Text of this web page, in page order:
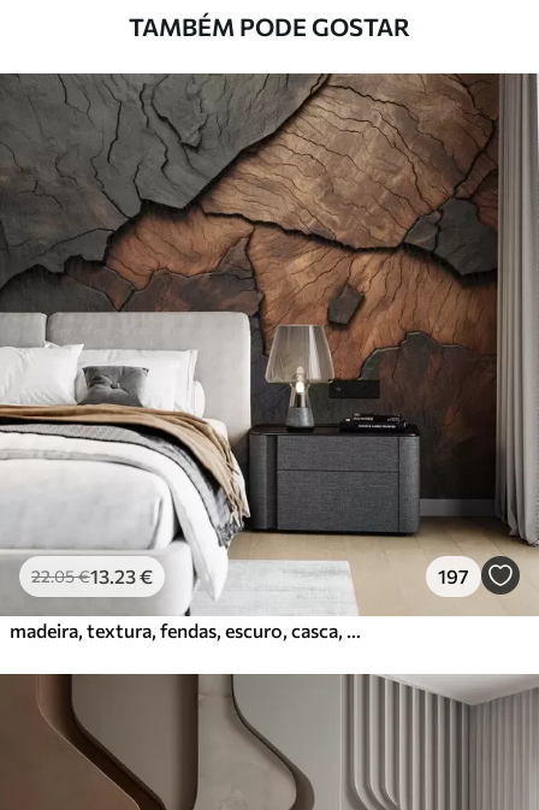
Aplicação perfeita
Materiais disponíveis
Standard
45.00 27.00€/m²
Premium
56.6734.00€/m²
Vinil Premium
65.0039.00€/m²
Peel and Stick
81.6749.00€/m²
TAMBÉM PODE GOSTAR
22.05€13 .23€ 197